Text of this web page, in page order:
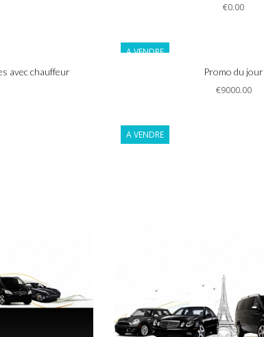
€0.00
avec chauffeur
A VENDRE
Informations
Promo du jour
€9000.00
A VENDRE